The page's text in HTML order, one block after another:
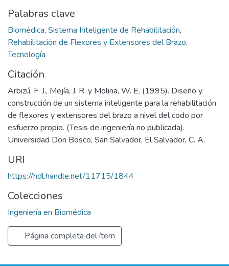
Palabras clave
Biomédica, Sistema Inteligente de Rehabilitación,
Rehabilitación de Flexores y Extensores del Brazo,
Tecnología
Citación
Arbizú, F. J., Mejía, J. R. y Molina, W. E. (1995). Diseño y
construcción de un sistema inteligente para la rehabilitación
de flexores y extensores del brazo a nivel del codo por
esfuerzo propio. (Tesis de ingeniería no publicada).
Universidad Don Bosco, San Salvador, El Salvador, C. A.
URI
https://hdl.handle.net/11715/1844
Colecciones
Ingeniería en Biomédica
Página completa del ítem